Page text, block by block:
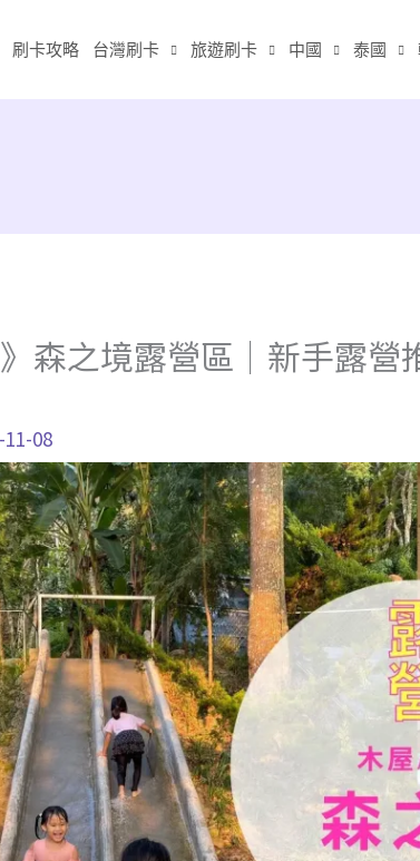
刷卡攻略 台灣刷卡 旅遊刷卡 中國 泰國
森之境露營區｜新手露
11-08